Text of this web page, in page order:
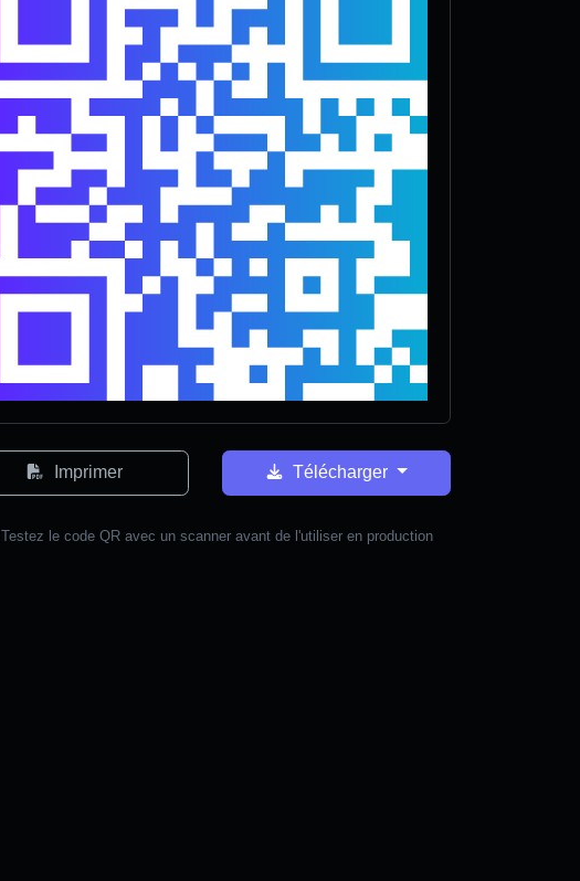
Imprimer Télécharger
Testez le code QR avec un scanner avant de l'utiliser en production